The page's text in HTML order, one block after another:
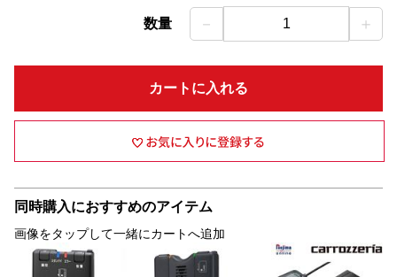
数量 － 1 ＋
カートに入れる
同時購入におすすめのアイテム
画像をタップして一緒にカートへ追加